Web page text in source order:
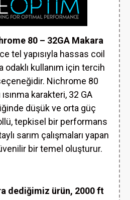
80 – 32GA Makara
tel yapısıyla hassas coil
odaklı kullanım için tercih
Nichrome 80
ısınma karakteri, 32 GA
düşük ve orta güç
tepkisel bir performans
sarım çalışmaları yapan
bir temel oluşturur.
dediğimiz ürün, 2000 ft